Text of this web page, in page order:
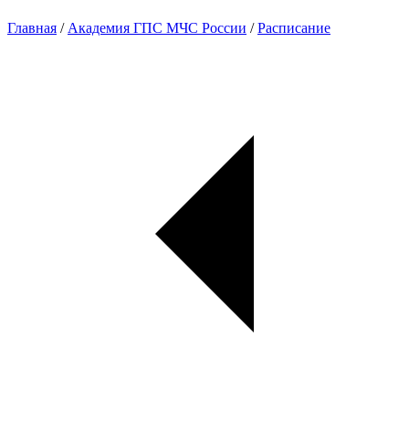
Главная / Академия ГПС МЧС России /Расписание